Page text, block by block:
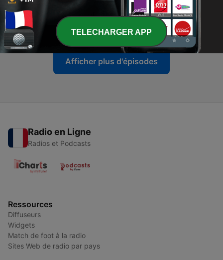
201 - Barbara Taylor Bradford
27 avr. 1985
Afficher plus d'épisodes
Radio en Ligne
Radios et Podcasts
Ressources
Diffuseurs
Widgets
Match de foot à la radio
Sites Web de radio par pays
TELECHARGER APP